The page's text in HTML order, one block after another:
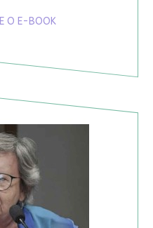
O E-BOOK